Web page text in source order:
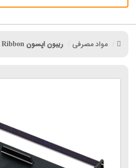
مواد مصرفی ریبون اپسون Epson ERC-31 Ribbon